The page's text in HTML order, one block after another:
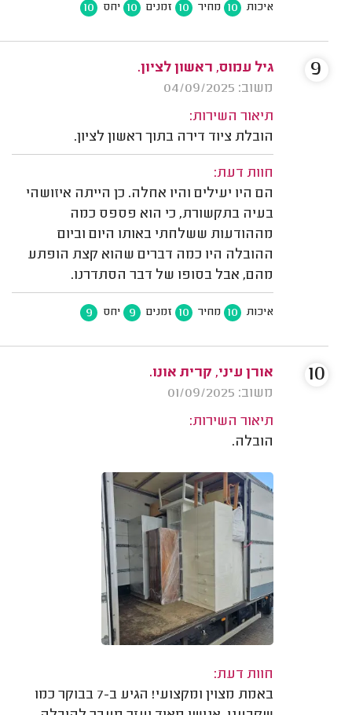
איכות 10 מחיר 10 זמנים 10 יחס 10
גיל עמוס, ראשון לציון.
משוב: 04/09/2025
תיאור השירות:
הובלת ציוד דירה בתוך ראשון לציון.
חוות דעת:
הם היו יעילים והיו אחלה. כן הייתה איזושהי
בעיה בתקשורת, כי הוא פספס כמה
מההודעות ששלחתי באותו היום וביום
ההובלה היו כמה דברים שהוא קצת הופתע
מהם, אבל בסופו של דבר הסתדרנו.
איכות 10 מחיר 10 זמנים 9 יחס 9
9
אורן עיני, קרית אונו.
משוב: 01/09/2025
תיאור השירות:
הובלה.
חוות דעת:
באמת מצוין ומקצועי! הגיע ב-7 בבוקר כמו
10